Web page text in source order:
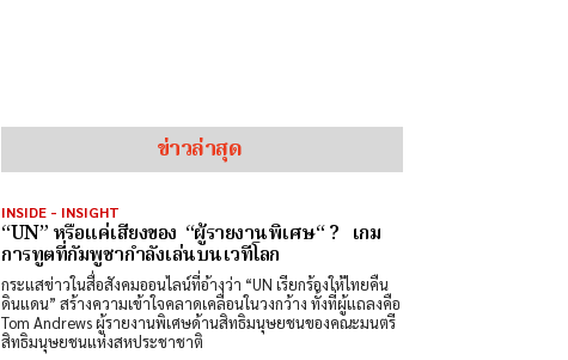
ข่าวล่าสุด
INSIDE - INSIGHT
“UN” หรือแค่เสียงของ “ผู้รายงานพิเศษ“ ? เกม
การทูตที่กัมพูชากำลังเล่นบนเวทีโลก
กระแสข่าวในสื่อสังคมออนไลน์ที่อ้างว่า “UN เรียกร้องให้ไทยคืน
ดินแดน” สร้างความเข้าใจคลาดเคลื่อนในวงกว้าง ทั้งที่ผู้แถลงคือ
Tom Andrews ผู้รายงานพิเศษด้านสิทธิมนุษยชนของคณะมนตรี
สิทธิมนุษยชนแห่งสหประชาชาติ